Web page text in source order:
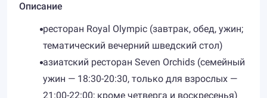
Описание
ресторан Royal Olympic (завтрак, обед, ужин;
тематический вечерний шведский стол)
азиатский ресторан Seven Orchids (семейный
ужин — 18:30-20:30, только для взрослых —
21:00-22:00; кроме четверга и воскресенья)